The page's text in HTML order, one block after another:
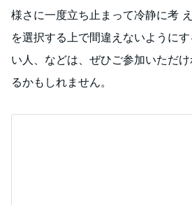
様さに一度立ち止まって冷静に考
を選択する上で間違えないように
い人、などは、ぜひご参加いただ
るかもしれません。